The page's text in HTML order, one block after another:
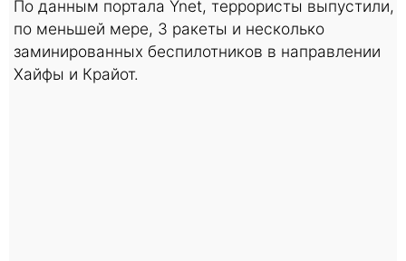
По данным портала Ynet, террористы выпустили,
по меньшей мере, 3 ракеты и несколько
заминированных беспилотников в направлении
Хайфы и Крайот.